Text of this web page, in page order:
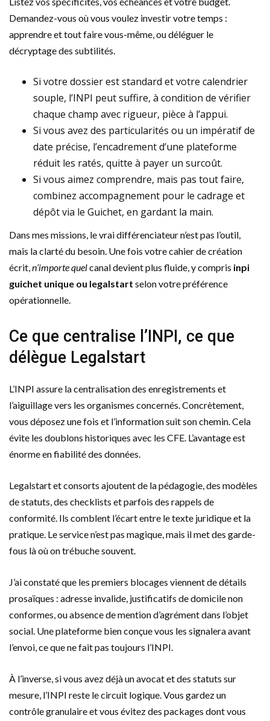
Demandez-vous où vous voulez investir votre temps :
apprendre et tout faire vous-même, ou déléguer le
décryptage des subtilités.
Si votre dossier est standard et votre calendrier
souple, l’INPI peut suffire, à condition de vérifier
chaque champ avec rigueur, pièce à l’appui.
Si vous avez des particularités ou un impératif de
date précise, l’encadrement d’une plateforme
réduit les ratés, quitte à payer un surcoût.
Si vous aimez comprendre, mais pas tout faire,
combinez accompagnement pour le cadrage et
dépôt via le Guichet, en gardant la main.
Dans mes missions, le vrai différenciateur n’est pas l’outil,
mais la clarté du besoin. Une fois votre cahier de création
écrit,n’importe quelcanal devient plus fluide, y compris inpi
guichet unique ou legalstart selon votre préférence
opérationnelle.
Ce que centralise l’INPI, ce que
délègue Legalstart
L’INPI assure la centralisation des enregistrements et
l’aiguillage vers les organismes concernés. Concrètement,
vous déposez une fois et l’information suit son chemin. Cela
évite les doublons historiques avec les CFE. L’avantage est
énorme en fiabilité des données.
Legalstart et consorts ajoutent de la pédagogie, des modèles
de statuts, des checklists et parfois des rappels de
conformité. Ils comblent l’écart entre le texte juridique et la
pratique. Le service n’est pas magique, mais il met des garde-
fous là où on trébuche souvent.
J’ai constaté que les premiers blocages viennent de détails
prosaïques : adresse invalide, justificatifs de domicile non
conformes, ou absence de mention d’agrément dans l’objet
social. Une plateforme bien conçue vous les signalera avant
l’envoi, ce que ne fait pas toujours l’INPI.
À l’inverse, si vous avez déjà un avocat et des statuts sur
mesure, l’INPI reste le circuit logique. Vous gardez un
contrôle granulaire et vous évitez des packages dont vous